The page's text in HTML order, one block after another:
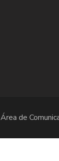
de